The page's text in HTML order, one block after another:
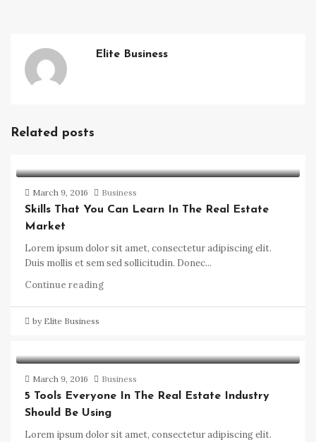
Elite Business
Related posts
March 9, 2016 Business
Skills That You Can Learn In The Real Estate
Market
Lorem ipsum dolor sit amet, consectetur adipiscing elit.
Duis mollis et sem sed sollicitudin. Donec...
Continue reading
by Elite Business
March 9, 2016 Business
5 Tools Everyone In The Real Estate Industry
Should Be Using
Lorem ipsum dolor sit amet, consectetur adipiscing elit.